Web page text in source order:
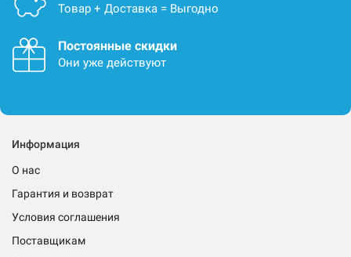
Товар + Доставка = Выгодно
Постоянные скидки
Они уже действуют
Информация
О нас
Гарантия и возврат
Условия соглашения
Поставщикам